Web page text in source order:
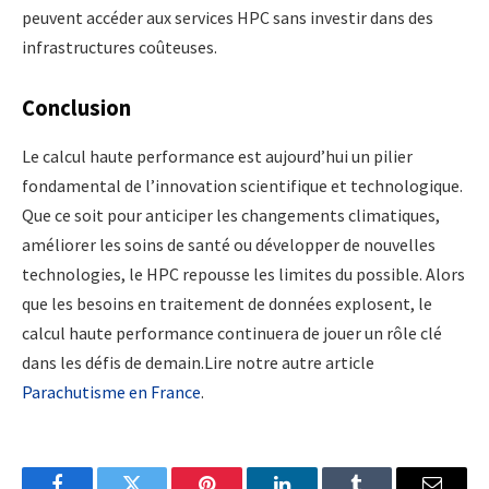
peuvent accéder aux services HPC sans investir dans des
infrastructures coûteuses.
Conclusion
Le calcul haute performance est aujourd’hui un pilier
fondamental de l’innovation scientifique et technologique.
Que ce soit pour anticiper les changements climatiques,
améliorer les soins de santé ou développer de nouvelles
technologies, le HPC repousse les limites du possible. Alors
que les besoins en traitement de données explosent, le
calcul haute performance continuera de jouer un rôle clé
dans les défis de demain.Lire notre autre article
Parachutisme en France.